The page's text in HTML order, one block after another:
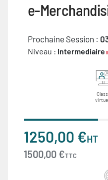
e-
Prochaine Session :
Niveau : Intermediaire
1250,00 €HT
1500,00 €TTC